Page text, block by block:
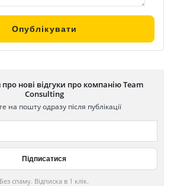
нові відгуки про компанію Team
Consulting
на пошту одразу після публікації
Без спаму. Відписка в 1 клік.